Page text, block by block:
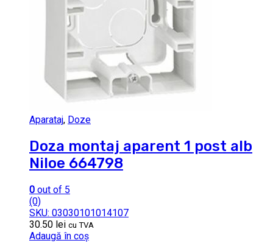
Aparataj, Doze
Doza montaj aparent 1 post alb
Niloe 664798
0 out of 5
(0)
SKU: 03030101014107
30.50 lei cu TVA
Adaugă în coș